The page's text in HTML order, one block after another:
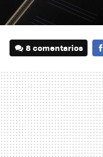
8 comentarios